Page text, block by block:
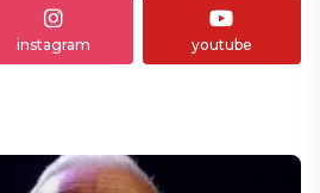
instagram youtube